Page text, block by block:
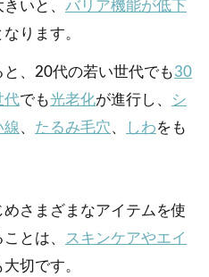
いと、 バリア機能が低下
ります。
、20代の若い世代でも30
代でも光老化が進行し、
シ
線、 たるみ毛穴、 しわをも
めさまざまなアイテムを使
とは、 スキンケアやエイ
切です。